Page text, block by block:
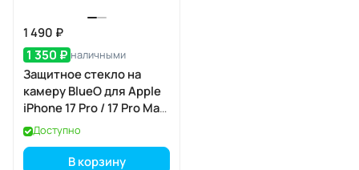
1 490 ₽
1 350 ₽ наличными
Защитное стекло на
камеру BlueO для Apple
iPhone 17 Pro / 17 Pro Max,
Aluminium, 3 шт., Orange
(оранжевый), с
аппликатором
Доступно
В корзину